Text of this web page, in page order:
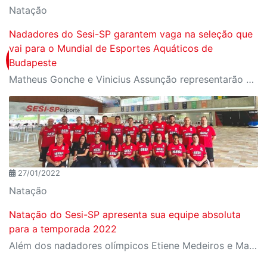
Natação
Nadadores do Sesi-SP garantem vaga na seleção que
vai para o Mundial de Esportes Aquáticos de
Budapeste
Matheus Gonche e Vinicius Assunção representarão o Brasil nos 200m borboleta e no revezamento 4x200m livre masculino, respectivamente
27/01/2022
Natação
Natação do Sesi-SP apresenta sua equipe absoluta
para a temporada 2022
Além dos nadadores olímpicos Etiene Medeiros e Matheus Gonche, atletas veteranos, da base do Sesi-SP e vindos de outros clubes se integram ao time da indústria paulista